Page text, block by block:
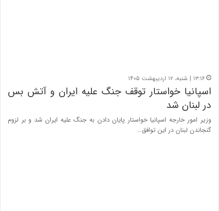
۱۳:۱۶ | شنبه، ۱۲ اردیبهشت ۱۴۰۵
اسپانیا خواستار توقف جنگ علیه ایران و آتش بس
در لبنان شد
وزیر امور خارجه اسپانیا خواستار پایان دادن به جنگ علیه ایران شد و بر لزوم
گنجاندن لبنان در این توافق…